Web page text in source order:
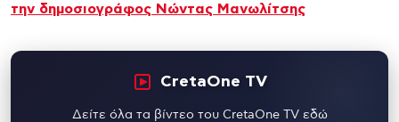
την δημοσιογράφος Νώντας Μανωλίτσης
CretaOne TV
Δείτε όλα τα βίντεο του CretaOne TV εδώ